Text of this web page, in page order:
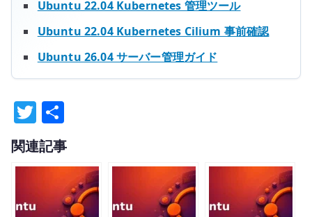
Ubuntu 22.04 Kubernetes 管理ツール
Ubuntu 22.04 Kubernetes Cilium 事前確認
Ubuntu 26.04 サーバー管理ガイド
T
w
it
r
有
関連記事